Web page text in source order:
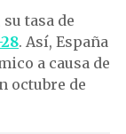
tasa de
. Así, España
a causa de
octubre de